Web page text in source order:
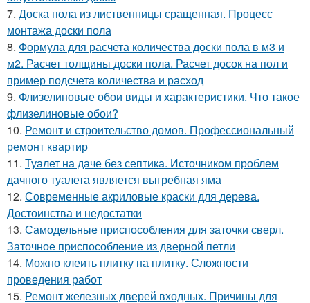
7. Доска пола из лиственницы сращенная. Процесс
монтажа доски пола
8. Формула для расчета количества доски пола в м3 и
м2. Расчет толщины доски пола. Расчет досок на пол и
пример подсчета количества и расход
9. Флизелиновые обои виды и характеристики. Что такое
флизелиновые обои?
10. Ремонт и строительство домов. Профессиональный
ремонт квартир
11. Туалет на даче без септика. Источником проблем
дачного туалета является выгребная яма
12. Современные акриловые краски для дерева.
Достоинства и недостатки
13. Самодельные приспособления для заточки сверл.
Заточное приспособление из дверной петли
14. Можно клеить плитку на плитку. Сложности
проведения работ
15. Ремонт железных дверей входных. Причины для